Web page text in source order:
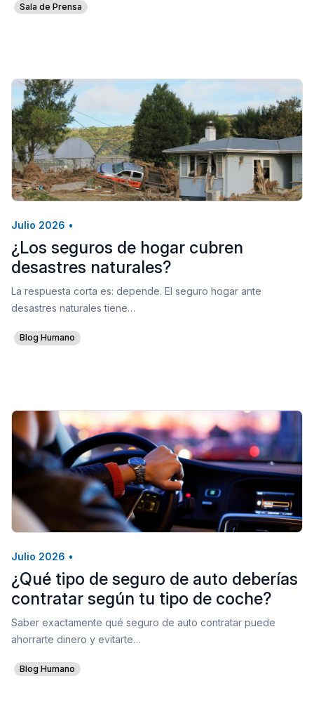
Sala de Prensa
Julio 2026 •
¿Los seguros de hogar cubren
desastres naturales?
La respuesta corta es: depende. El seguro hogar ante
desastres naturales tiene…
Blog Humano
Julio 2026 •
¿Qué tipo de seguro de auto deberías
contratar según tu tipo de coche?
Saber exactamente qué seguro de auto contratar puede
ahorrarte dinero y evitarte…
Blog Humano